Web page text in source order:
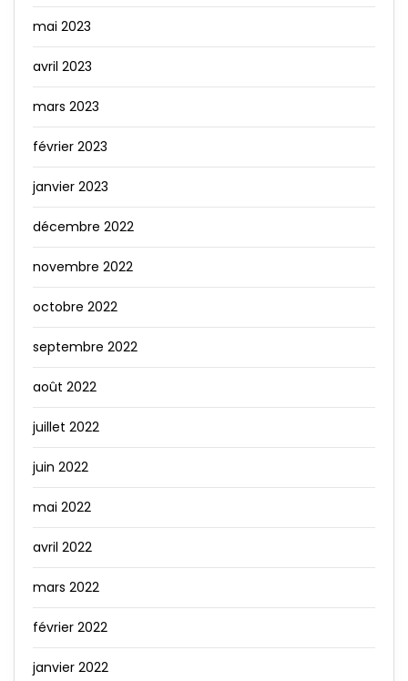
mai 2023
avril 2023
mars 2023
février 2023
janvier 2023
décembre 2022
novembre 2022
octobre 2022
septembre 2022
août 2022
juillet 2022
juin 2022
mai 2022
avril 2022
mars 2022
février 2022
janvier 2022